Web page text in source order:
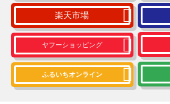
楽天市場
ヤフーショッピング
ふるいちオンライン